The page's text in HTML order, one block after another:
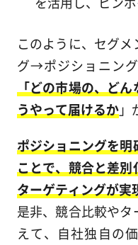
このように、セグ
グ→ポジショニング
「どの市場の、ど
うやって届けるか」
ポジショニングを
ことで、競合と差
ターゲティングが実
是非、競合比較やタ
えて、自社独自の